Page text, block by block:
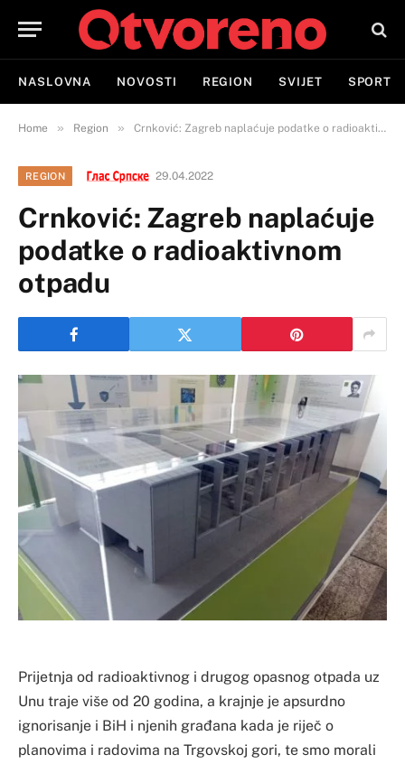
NASLOVNA NOVOSTI REGION SVIJET SPORT
Home » Region » Crnković: Zagreb naplaćuje podatke o radioaktivnom otpadu
REGION 29.04.2022
Crnković: Zagreb naplaćuje
podatke o radioaktivnom
otpadu
Prijetnja od radioaktivnog i drugog opasnog otpada uz
Unu traje više od 20 godina, a krajnje je apsurdno
ignorisanje i BiH i njenih građana kada je riječ o
planovima i radovima na Trgovskoj gori, te smo morali